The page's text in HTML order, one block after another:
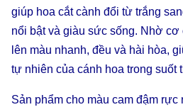
giúp hoa cắt cành đổi từ trắng
nổi bật và giàu sức sống. Nhờ cơ
lên màu nhanh, đều và hài hòa,
tự nhiên của cánh hoa trong suốt
Sản phẩm cho màu cam đậm